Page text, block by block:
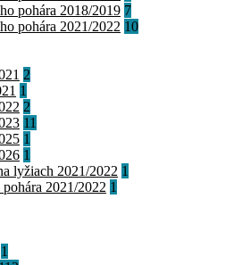
pohára 2018/2019 7
pohára 2021/2022 10
2
1
2
11
1
1
lyžiach 2021/2022 1
2021/2022 1
1